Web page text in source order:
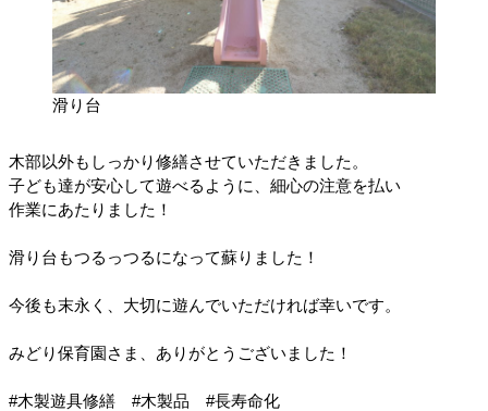
滑り台
木部以外もしっかり修繕させていただきました。
子ども達が安心して遊べるように、細心の注意を払い
作業にあたりました！
滑り台もつるっつるになって蘇りました！
今後も末永く、大切に遊んでいただければ幸いです。
みどり保育園さま、ありがとうございました！
#木製遊具修繕 #木製品 #長寿命化